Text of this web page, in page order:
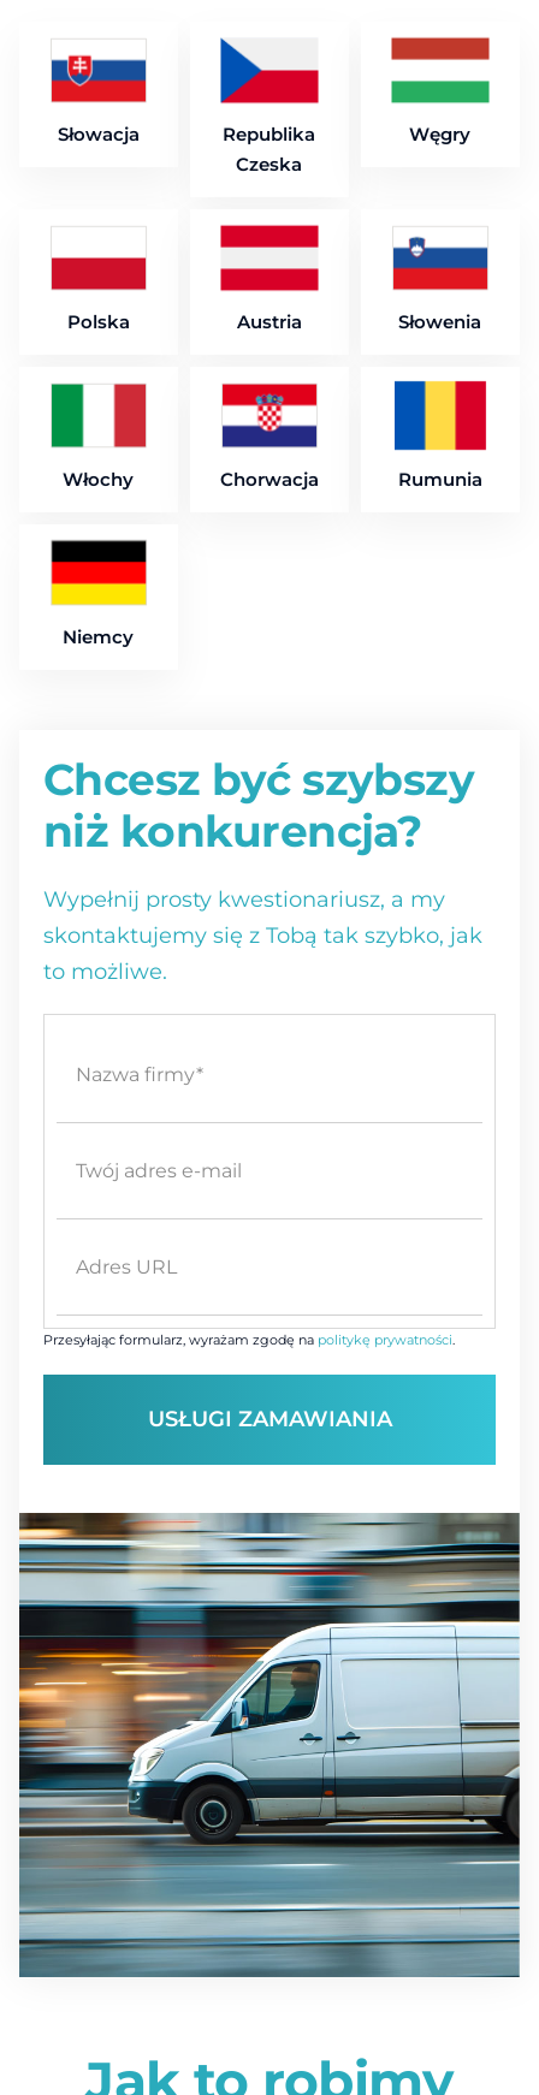
Słowacja
Republika
Czeska
Węgry
Polska Austria Słowenia
Włochy Chorwacja Rumunia
Niemcy
Chcesz być szybszy
niż konkurencja?
Wypełnij prosty kwestionariusz, a my
skontaktujemy się z Tobą tak szybko, jak
to możliwe.
Przesyłając formularz, wyrażam zgodę na politykę prywatności.
USŁUGI ZAMAWIANIA
Jak to robimy